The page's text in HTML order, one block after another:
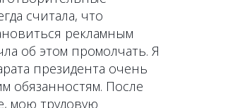
считала, что
рекламным
об этом промолчать. Я
президента очень
обязанностям. После
мою трудовую